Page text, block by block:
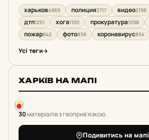
харьков4969 полиция3717 видео2198
дтп1251 хога1100 прокуратура1098
пожар842 фото838 коронавирус834
Усі теги
ХАРКІВ НА МАПІ
30матеріалів з геоприв'язкою
Подивитись на мапі